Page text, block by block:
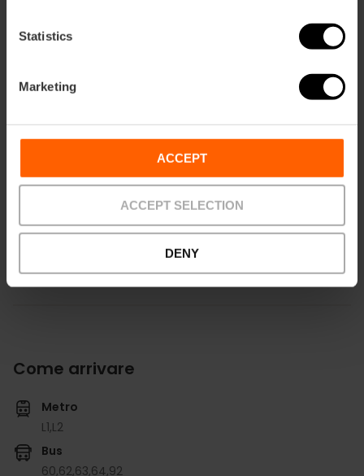
Statistics
Marketing
ACCEPT
ACCEPT SELECTION
DENY
Banquet:120
CASTELLÓN (I + II)
Audit:250
Cocktail:220
Visualizza tutte le sale
Come arrivare
Metro
L1,L2
Bus
60,62,63,64,92